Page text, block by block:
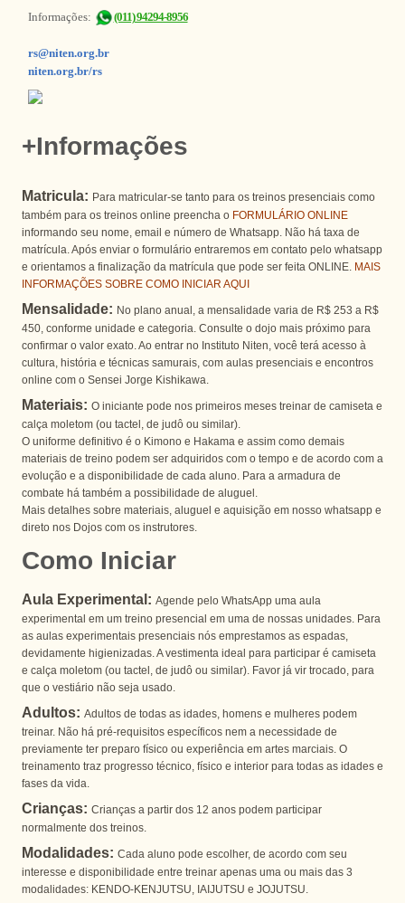
Informações: (011) 94294-8956
rs@niten.org.br
niten.org.br/rs
+Informações
Matricula: Para matricular-se tanto para os treinos presenciais como
também para os treinos online preencha o FORMULÁRIO ONLINE
informando seu nome, email e número de Whatsapp. Não há taxa de
matrícula. Após enviar o formulário entraremos em contato pelo whatsapp
e orientamos a finalização da matrícula que pode ser feita ONLINE. MAIS
INFORMAÇÕES SOBRE COMO INICIAR AQUI
Mensalidade: No plano anual, a mensalidade varia de R$ 253 a R$
450, conforme unidade e categoria. Consulte o dojo mais próximo para
confirmar o valor exato. Ao entrar no Instituto Niten, você terá acesso à
cultura, história e técnicas samurais, com aulas presenciais e encontros
online com o Sensei Jorge Kishikawa.
Materiais: O iniciante pode nos primeiros meses treinar de camiseta e
calça moletom (ou tactel, de judô ou similar).
O uniforme definitivo é o Kimono e Hakama e assim como demais
materiais de treino podem ser adquiridos com o tempo e de acordo com a
evolução e a disponibilidade de cada aluno. Para a armadura de
combate há também a possibilidade de aluguel.
Mais detalhes sobre materiais, aluguel e aquisição em nosso whatsapp e
direto nos Dojos com os instrutores.
Como Iniciar
Aula Experimental: Agende pelo WhatsApp uma aula
experimental em um treino presencial em uma de nossas unidades. Para
as aulas experimentais presenciais nós emprestamos as espadas,
devidamente higienizadas. A vestimenta ideal para participar é camiseta
e calça moletom (ou tactel, de judô ou similar). Favor já vir trocado, para
que o vestiário não seja usado.
Adultos: Adultos de todas as idades, homens e mulheres podem
treinar. Não há pré-requisitos específicos nem a necessidade de
previamente ter preparo físico ou experiência em artes marciais. O
treinamento traz progresso técnico, físico e interior para todas as idades e
fases da vida.
Crianças: Crianças a partir dos 12 anos podem participar
normalmente dos treinos.
Modalidades: Cada aluno pode escolher, de acordo com seu
interesse e disponibilidade entre treinar apenas uma ou mais das 3
modalidades: KENDO-KENJUTSU, IAIJUTSU e JOJUTSU.